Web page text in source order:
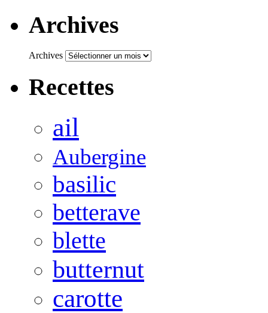
Archives
Archives
Recettes
ail
Aubergine
basilic
betterave
blette
butternut
carotte